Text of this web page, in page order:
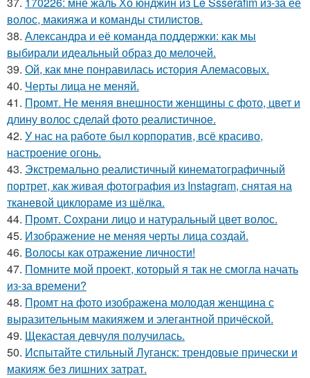
волос, макияжа и команды стилистов.
38. Александра и её команда поддержки: как мы
выбирали идеальный образ до мелочей.
39. Ой, как мне понравилась история Алемасовых.
40. Черты лица не меняй.
41. Промт. Не меняя внешности женщины с фото, цвет и
длину волос сделай фото реалистичное.
42. У нас на работе был корпоратив, всё красиво,
настроение огонь.
43. Экстремально реалистичный кинематографичный
портрет, как живая фотография из Instagram, снятая на
тканевой циклораме из шёлка.
44. Промт. Сохрани лицо и натуральный цвет волос.
45. Изображение не меняя черты лица создай.
46. Волосы как отражение личности!
47. Помните мой проект, который я так не смогла начать
из-за времени?
48. Промт на фото изображена молодая женщина с
выразительным макияжем и элегантной причёской.
49. Щекастая девчуля получилась.
50. Испытайте стильный Луганск: трендовые прически и
макияж без лишних затрат.